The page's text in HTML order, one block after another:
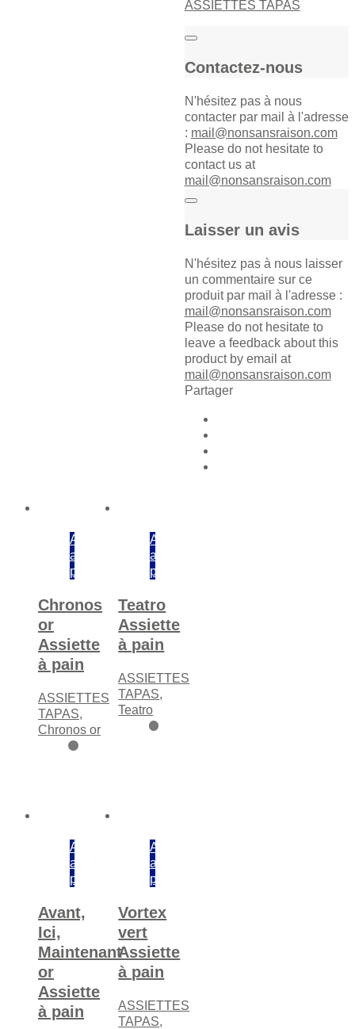
ASSIETTES TAPAS
Contactez-nous
N'hésitez pas à nous
contacter par mail à l'adresse
: mail@nonsansraison.com
Please do not hesitate to
contact us at
mail@nonsansraison.com
Laisser un avis
N'hésitez pas à nous laisser
un commentaire sur ce
produit par mail à l'adresse :
mail@nonsansraison.com
Please do not hesitate to
leave a feedback about this
product by email at
mail@nonsansraison.com
Partager
Ajouter
au
panier
Chronos
or
Assiette
à pain
ASSIETTES
TAPAS,
Chronos or
Ajouter
au
panier
Teatro
Assiette
à pain
ASSIETTES
TAPAS,
Teatro
Ajouter
au
panier
Avant,
Ici,
Maintenant
or
Assiette
à pain
Ajouter
au
panier
Vortex
vert
Assiette
à pain
ASSIETTES
TAPAS,